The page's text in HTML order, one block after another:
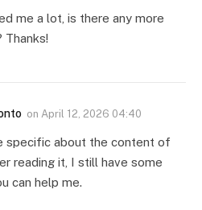
me a lot, is there any more
on April 12, 2026 04:40
specific about the content of
reading it, I still have some
can help me.